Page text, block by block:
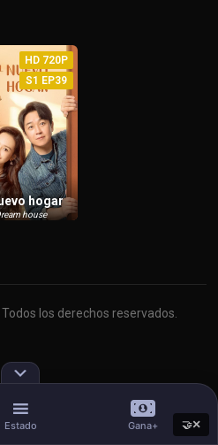
hogar
house
HD 720P
S1 EP39
los derechos reservados.
Estado Gana+ 🤝×